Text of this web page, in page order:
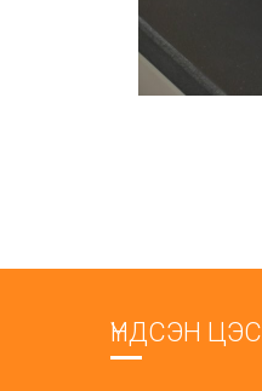
ҮНДСЭН ЦЭС